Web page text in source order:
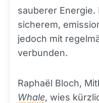
sauberer Energie.
sicherem,
jedoch mit
verbunden.
Raphaël Bloch,
Whale, wies